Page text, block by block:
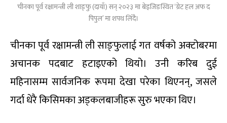
चीनका पूर्व रक्षामन्त्री ली शाङ्फु (दायाँ) सन् २०२३ मा बेइजिङस्थित ‘ग्रेट हल अफ द
पिपुल’ मा शपथ लिँदै।
चीनका पूर्व रक्षामन्त्री ली साङ्फुलाई गत वर्षको अक्टोबरमा
अचानक पदबाट हटाइएको थियो। उनी करिब दुई
महिनासम्म सार्वजनिक रूपमा देखा परेका थिएनन्, जसले
गर्दा धेरै किसिमका अड्कलबाजीहरू सुरु भएका थिए।